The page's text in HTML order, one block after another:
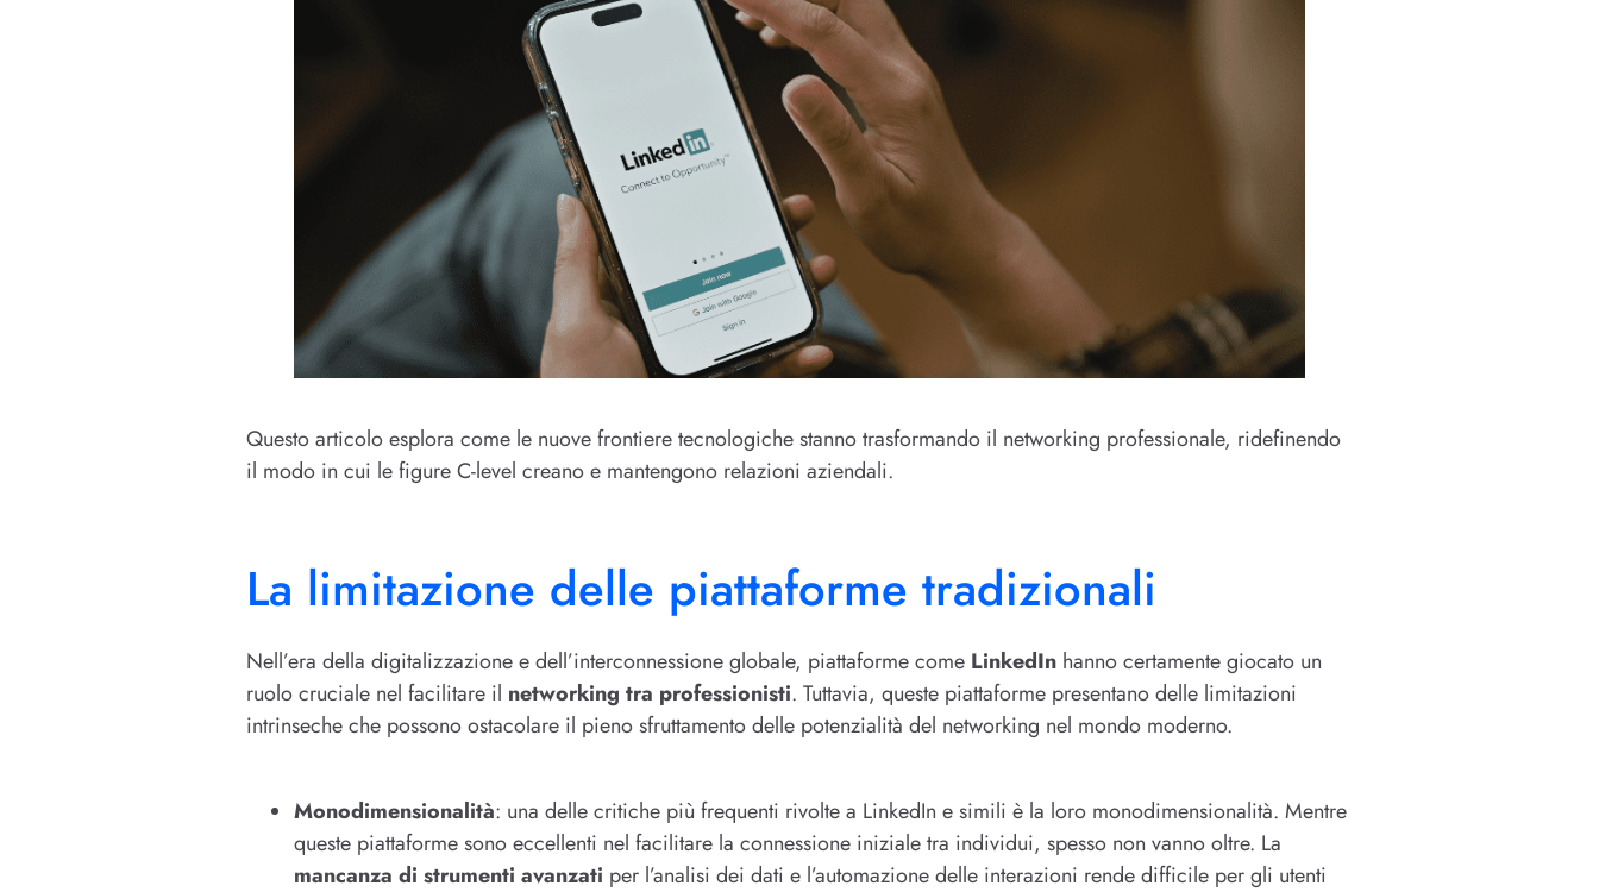
Questo articolo esplora come le nuove frontiere tecnologiche stanno trasformando il networking professionale, ridefinendo
il modo in cui le figure C-level creano e mantengono relazioni aziendali.
La limitazione delle piattaforme tradizionali
Nell’era della digitalizzazione e dell’interconnessione globale, piattaforme come LinkedIn hanno certamente giocato un
ruolo cruciale nel facilitare il networking tra professionisti. Tuttavia, queste piattaforme presentano delle limitazioni
intrinseche che possono ostacolare il pieno sfruttamento delle potenzialità del networking nel mondo moderno.
Monodimensionalità: una delle critiche più frequenti rivolte a LinkedIn e simili è la loro monodimensionalità. Mentre
queste piattaforme sono eccellenti nel facilitare la connessione iniziale tra individui, spesso non vanno oltre. La
mancanza di strumenti avanzati per l’analisi dei dati e l’automazione delle interazioni rende difficile per gli utenti